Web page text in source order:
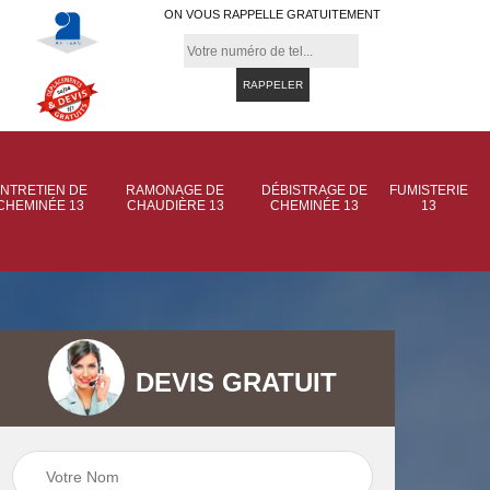
ON VOUS RAPPELLE GRATUITEMENT
DE
13
RAMONAGE DE
CHAUDIÈRE 13
DÉBISTRAGE DE
CHEMINÉE 13
FUMISTERIE
13
Ramonage de
Ramonage de
DEVIS GRATUIT